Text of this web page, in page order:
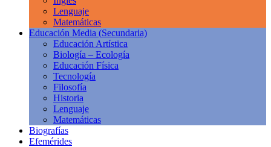
Lenguaje
Matemáticas
Educación Media (Secundaria)
Educación Artística
Biología – Ecología
Educación Física
Tecnología
Filosofía
Historia
Lenguaje
Matemáticas
Biografías
Efemérides